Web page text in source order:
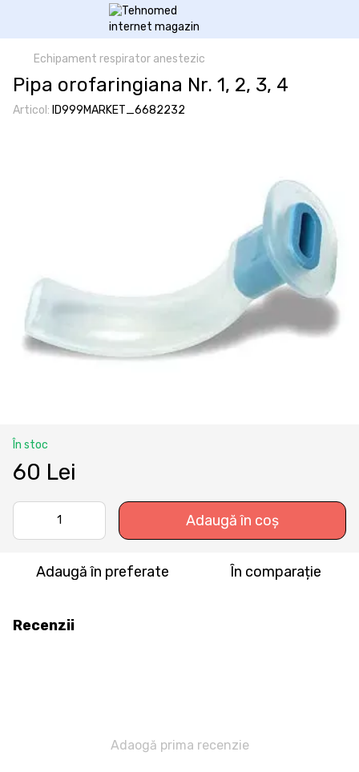
Echipament respirator anestezic
Pipa orofaringiana Nr. 1, 2, 3, 4
Articol: ID999MARKET_6682232
În stoc
60 Lei
Adaugă în coș
Adaugă în preferate În comparație
Recenzii
Adaogă prima recenzie